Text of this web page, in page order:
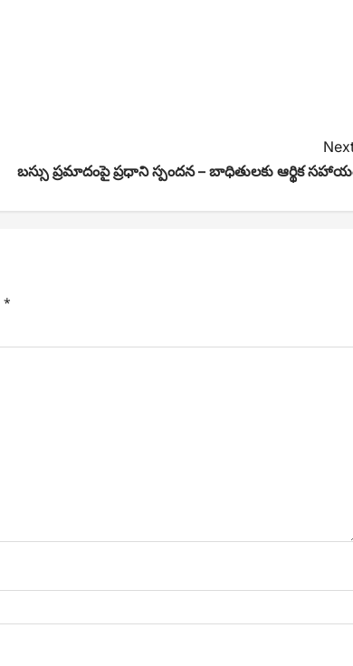
బస్సు ప్రమాదంపై ప్రధాని స్పందన – బాధితులకు ఆర్థిక
*